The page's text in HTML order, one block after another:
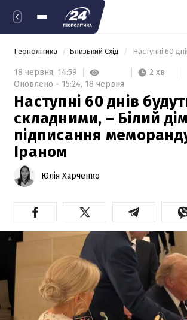
Геополітика Близький Схід
18 червня, 14:59
2 хв
Оновлено - 15:24, 18 червня
Наступні 60 днів
складними, – Білий
підписання
Іраном
Юлія Харченко